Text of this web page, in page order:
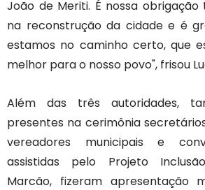
João de Meriti. É nossa
na reconstrução da cidade e é
estamos no caminho certo, que
melhor para o nosso povo", frisou
Além das três autoridades,
presentes na cerimônia
vereadores municipais e
assistidas pelo Projeto
Marcão, fizeram apresentação